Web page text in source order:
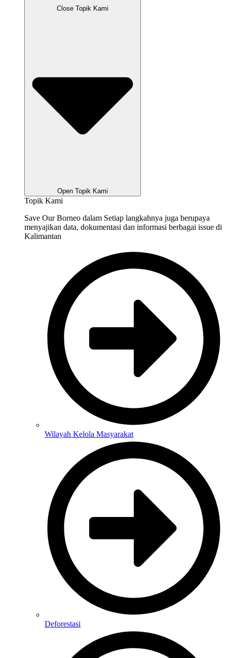
Close Topik Kami
Open Topik Kami
Topik Kami
Save Our Borneo dalam Setiap langkahnya juga berupaya
menyajikan data, dokumentasi dan informasi berbagai issue di
Kalimantan
Wilayah Kelola Masyarakat
Deforestasi